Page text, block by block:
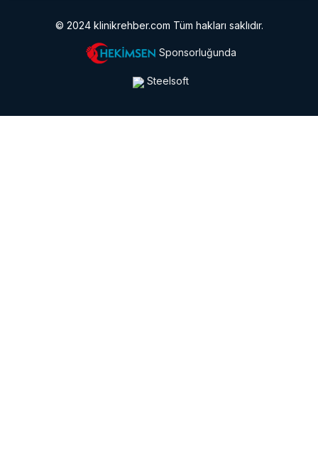
© 2024 klinikrehber.com Tüm hakları saklıdır.
Sponsorluğunda
Steelsoft